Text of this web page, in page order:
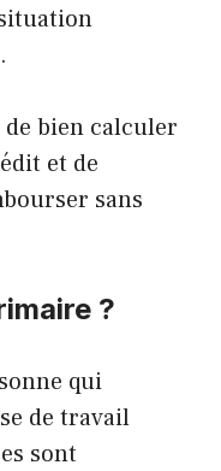
bien calculer
et de
sans
?
qui
de travail
sont